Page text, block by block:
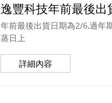
逸豐科技年前最後出
年前最後出貨日期為2/6,過年
蒸日上
詳細內容